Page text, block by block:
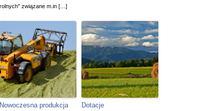
rolnych" związane m.in […]
Nowoczesna produkcja
Dotacje